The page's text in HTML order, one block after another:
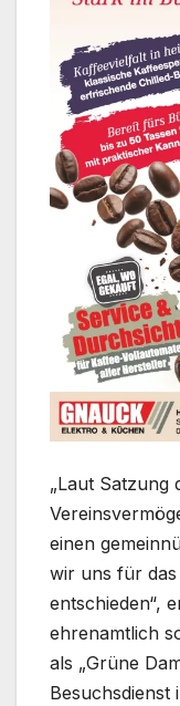
„Laut Satzung
einen
wir uns für
entschieden“,
ehrenamtlich
als „Grüne
Besuchsdienst